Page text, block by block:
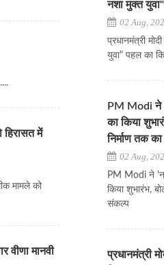
हिरासत में
मामले को
मानवी
नशा मुक्त
02 Aug,
प्रधानमंत्री
युवा" पहल का
PM Modi ने
का किया
निर्माण तक
02 Aug,
PM Modi ने
किया शुभारंभ,
संकल्प
प्रधानमंत्री